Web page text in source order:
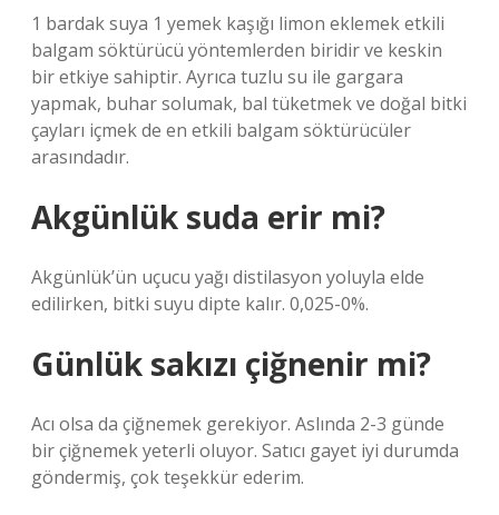
1 bardak suya 1 yemek kaşığı limon eklemek etkili
balgam söktürücü yöntemlerden biridir ve keskin
bir etkiye sahiptir. Ayrıca tuzlu su ile gargara
yapmak, buhar solumak, bal tüketmek ve doğal bitki
çayları içmek de en etkili balgam söktürücüler
arasındadır.
Akgünlük suda erir mi?
Akgünlük’ün uçucu yağı distilasyon yoluyla elde
edilirken, bitki suyu dipte kalır. 0,025-0%.
Günlük sakızı çiğnenir mi?
Acı olsa da çiğnemek gerekiyor. Aslında 2-3 günde
bir çiğnemek yeterli oluyor. Satıcı gayet iyi durumda
göndermiş, çok teşekkür ederim.